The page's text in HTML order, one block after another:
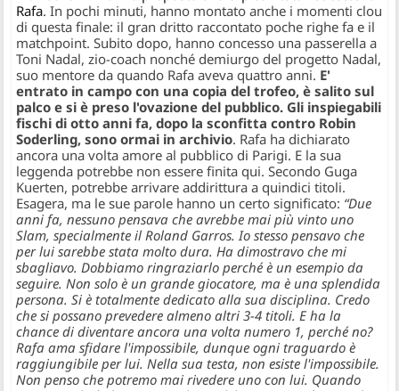
Rafa. In pochi minuti, hanno montato anche i momenti clou
di questa finale: il gran dritto raccontato poche righe fa e il
matchpoint. Subito dopo, hanno concesso una passerella a
Toni Nadal, zio-coach nonché demiurgo del progetto Nadal,
suo mentore da quando Rafa aveva quattro anni. E'
entrato in campo con una copia del trofeo, è salito sul
palco e si è preso l'ovazione del pubblico. Gli inspiegabili
fischi di otto anni fa, dopo la sconfitta contro Robin
Soderling, sono ormai in archivio. Rafa ha dichiarato
ancora una volta amore al pubblico di Parigi. E la sua
leggenda potrebbe non essere finita qui. Secondo Guga
Kuerten, potrebbe arrivare addirittura a quindici titoli.
Esagera, ma le sue parole hanno un certo significato: “Due
anni fa, nessuno pensava che avrebbe mai più vinto uno
Slam, specialmente il Roland Garros. Io stesso pensavo che
per lui sarebbe stata molto dura. Ha dimostravo che mi
sbagliavo. Dobbiamo ringraziarlo perché è un esempio da
seguire. Non solo è un grande giocatore, ma è una splendida
persona. Si è totalmente dedicato alla sua disciplina. Credo
che si possano prevedere almeno altri 3-4 titoli. E ha la
chance di diventare ancora una volta numero 1, perché no?
Rafa ama sfidare l'impossibile, dunque ogni traguardo è
raggiungibile per lui. Nella sua testa, non esiste l'impossibile.
Non penso che potremo mai rivedere uno con lui. Quando